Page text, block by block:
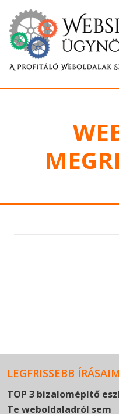
LEGFRISSEBB
TOP 3 bizalomépítő
Te weboldaladról sem